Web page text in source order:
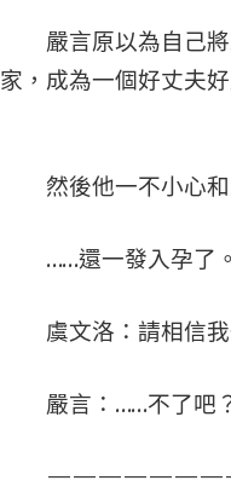
嚴言原以為自己將
家，成為一個好丈夫好
然後他一不小心和
……還一發入孕了。
虞文洛：請相信我
嚴言：……不了吧